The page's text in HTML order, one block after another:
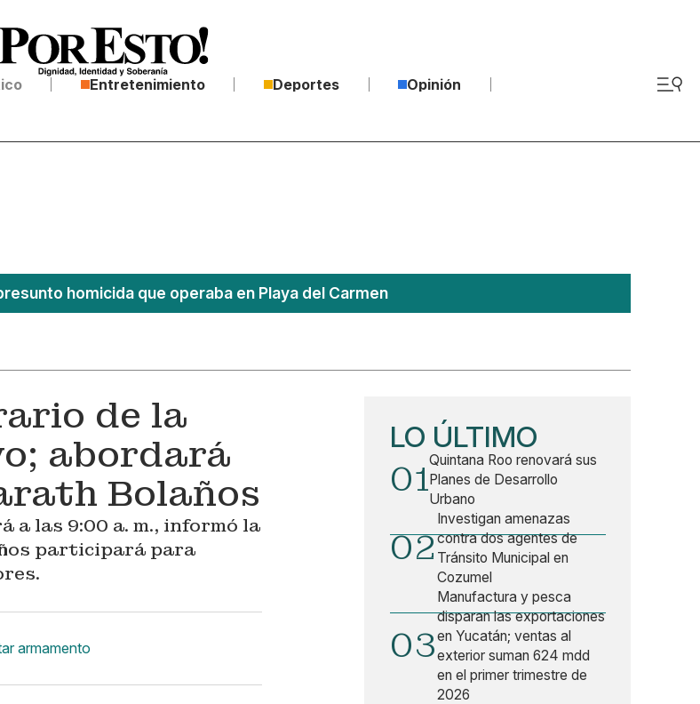
Entretenimiento Deportes Opinión
homicida que operaba en Playa del Carmen
de la
abordará
Bolaños
a las 9:00 a. m., informó la
participará para
armamento
LO ÚLTIMO
01Quintana Roo renovará sus
Planes de Desarrollo
Urbano
02
Investigan amenazas
contra dos agentes de
Tránsito Municipal en
Cozumel
03
Manufactura y pesca
disparan las exportaciones
en Yucatán; ventas al
exterior suman 624 mdd
en el primer trimestre de
2026